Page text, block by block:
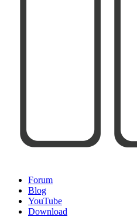
Forum
Blog
YouTube
Download